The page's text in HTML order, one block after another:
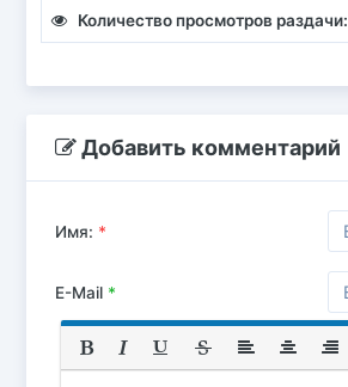
Количество просмотров раздачи:
Добавить комментарий
Имя: *
E-Mail *